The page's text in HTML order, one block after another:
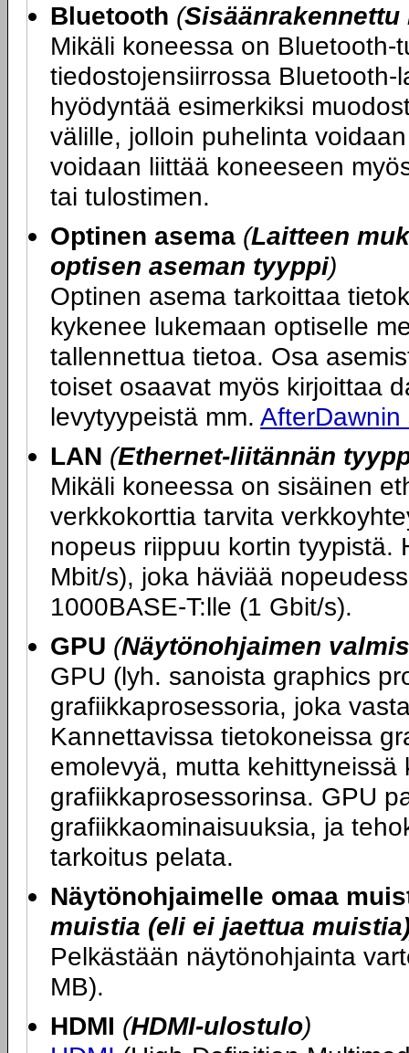
Bluetooth (
Mikäli koneessa on
tiedostojensiirrossa
hyödyntää esimerkiksi
välille, jolloin puhelinta
voidaan liittää koneeseen
tai tulostimen.
Optinen asema (Laitteen
optisen aseman tyyppi)
Optinen asema tarkoittaa
kykenee lukemaan optiselle
tallennettua tietoa. Osa
toiset osaavat myös kirjoittaa
levytyypeistä mm.
LAN (Ethernet-liitännän
Mikäli koneessa on sisäinen
verkkokorttia tarvita
nopeus riippuu kortin tyypistä.
Mbit/s), joka häviää
1000BASE-T:lle (1 Gbit/s).
GPU (Näytönohjaimen
GPU (lyh. sanoista graphics
grafiikkaprosessoria, joka
Kannettavissa tietokoneissa
emolevyä, mutta
grafiikkaprosessorinsa. GPU
grafiikkaominaisuuksia, ja
tarkoitus pelata.
Näytönohjaimelle omaa
muistia (eli ei jaettua
Pelkästään näytönohjainta
MB).
HDMI (HDMI-ulostulo)